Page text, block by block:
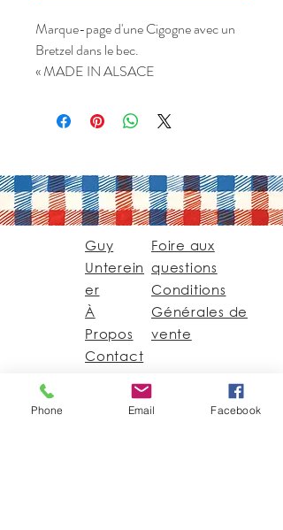
Marque-page d'une Cigogne avec un
Bretzel dans le bec.
« MADE IN ALSACE
Guy
Unterein
er
À
Propos
Contact
Foire aux
questions
Conditions
Générales de
vente
Guy@GuyUntereiner.fr
Phone Email Facebook